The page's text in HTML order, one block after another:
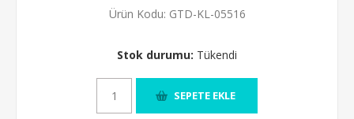
Ürün Kodu: GTD-KL-05516
Stok durumu: Tükendi